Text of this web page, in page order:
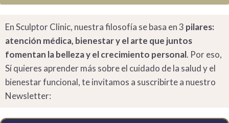
En Sculptor Clinic, nuestra filosofía se basa en 3 pilares:
atención médica, bienestar y el arte que juntos
fomentan la belleza y el crecimiento personal. Por eso,
Sí quieres aprender más sobre el cuidado de la salud y el
bienestar funcional, te invitamos a suscribirte a nuestro
Newsletter: